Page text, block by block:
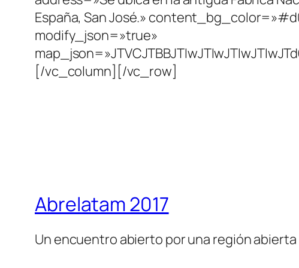
Abrelatam 2017
Un encuentro abierto por una región abierta